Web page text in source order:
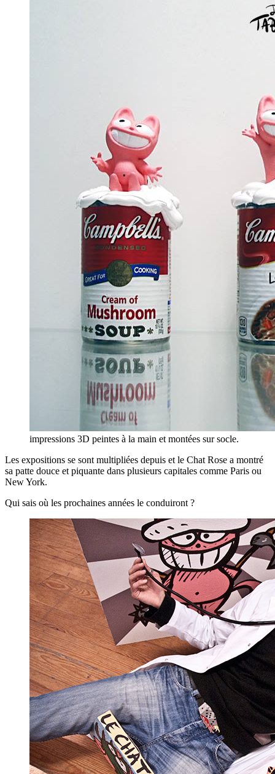
impressions 3D peintes à la main et montées sur socle.
Les expositions se sont multipliées depuis et le Chat Rose a montré
sa patte douce et piquante dans plusieurs capitales comme Paris ou
New York.
Qui sais où les prochaines années le conduiront ?